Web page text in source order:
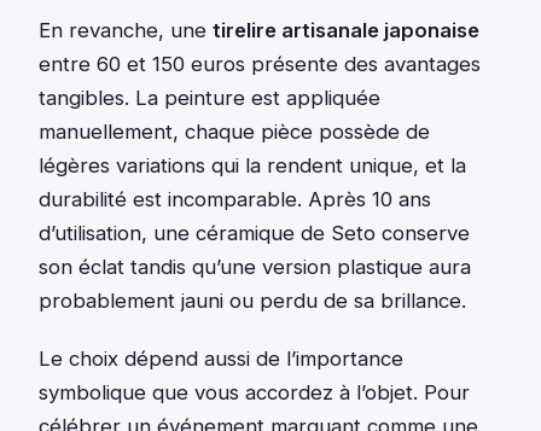
En revanche, une tirelire artisanale japonaise
entre 60 et 150 euros présente des avantages
tangibles. La peinture est appliquée
manuellement, chaque pièce possède de
légères variations qui la rendent unique, et la
durabilité est incomparable. Après 10 ans
d’utilisation, une céramique de Seto conserve
son éclat tandis qu’une version plastique aura
probablement jauni ou perdu de sa brillance.
Le choix dépend aussi de l’importance
symbolique que vous accordez à l’objet. Pour
célébrer un événement marquant comme une